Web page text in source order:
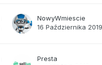
NowyWmiescie
16 Października
Presta